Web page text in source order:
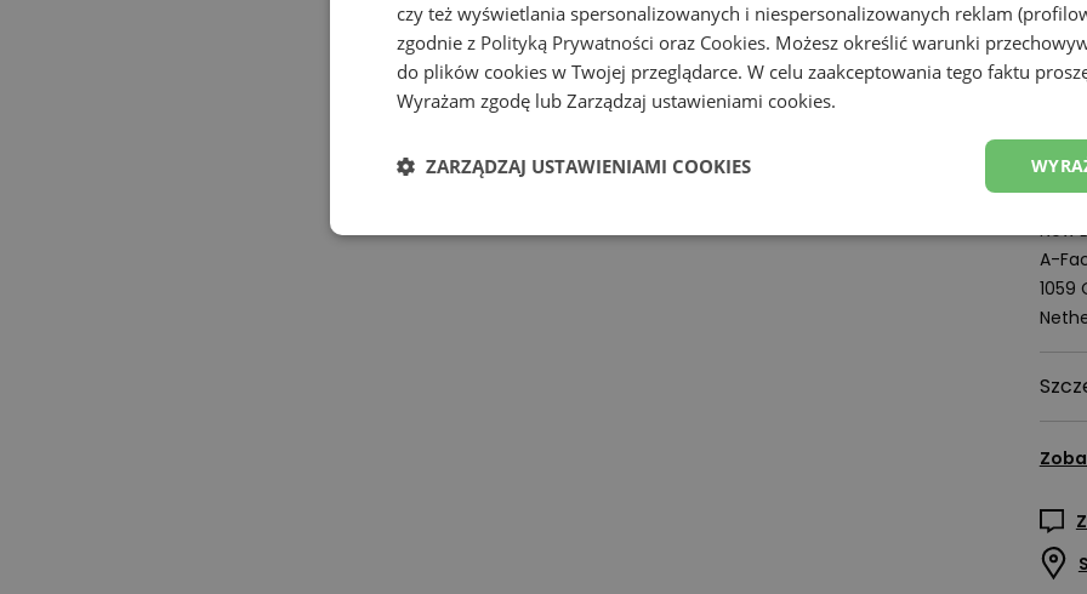
New
A-
1059
czy też wyświetlania spersonalizowanych i niespersonalizowanych reklam
zgodnie z Polityką Prywatności oraz Cookies. Możesz określić warunki
do plików cookies w Twojej przeglądarce. W celu zaakceptowania tego faktu
Wyrażam zgodę lub Zarządzaj ustawieniami cookies.
ZARZĄDZAJ USTAWIENIAMI COOKIES